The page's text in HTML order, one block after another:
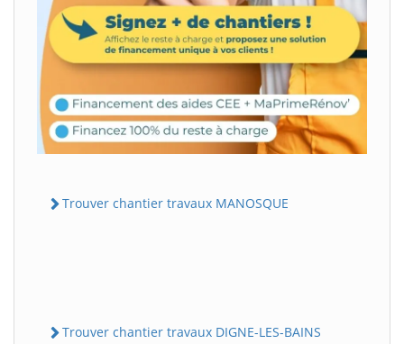
Trouver chantier travaux MANOSQUE
Trouver chantier travaux DIGNE-LES-BAINS